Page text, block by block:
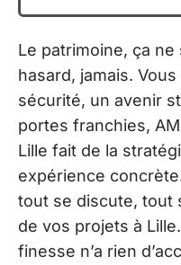
Le patrimoine, ça
hasard, jamais.
sécurité, un avenir
portes franchies,
Lille fait de la
expérience
tout se discute, tout
de vos projets à
finesse n’a rien